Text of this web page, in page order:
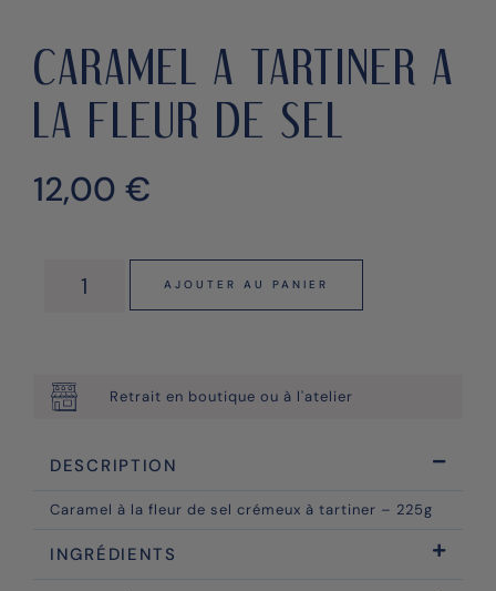
CARAMEL A TARTINER A
LA FLEUR DE SEL
12,00 €
AJOUTER AU PANIER
Retrait en boutique ou à l'atelier
DESCRIPTION
Caramel à la fleur de sel crémeux à tartiner – 225g
INGRÉDIENTS